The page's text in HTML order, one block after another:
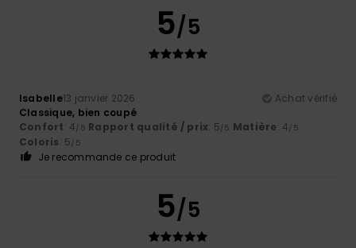
5/5
Isabelle13 janvier 2026
Achat vérifié
Classique, bien coupé
Confort: 4/5 Rapport qualité / prix: 5/5 Matière: 4/5
Coloris: 5/5
Je recommande ce produit
5/5